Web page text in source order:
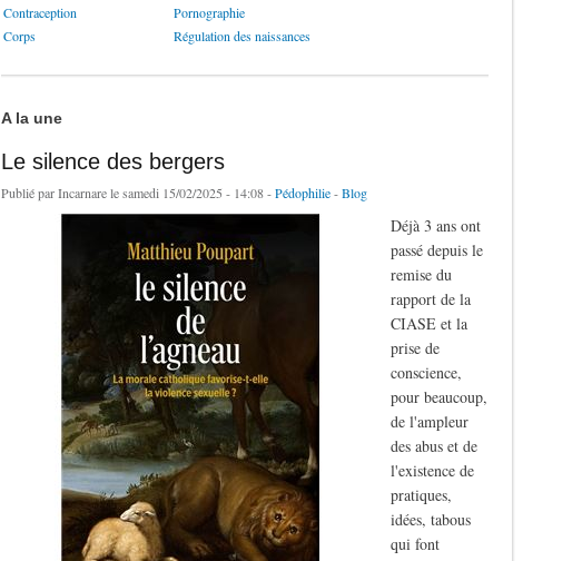
Contraception
Pornographie
Corps
Régulation des naissances
A la une
Le silence des bergers
Publié parIncarnarele samedi 15/02/2025 - 14:08 -Pédophilie-Blog
Déjà 3 ans ont
passé depuis le
remise du
rapport de la
CIASE et la
prise de
conscience,
pour beaucoup,
de l'ampleur
des abus et de
l'existence de
pratiques,
idées, tabous
qui font